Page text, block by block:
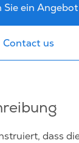
Sie ein
Contact us
dass